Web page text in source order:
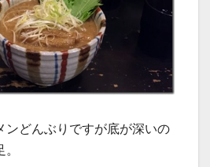
ンどんぶりですが底が深いの